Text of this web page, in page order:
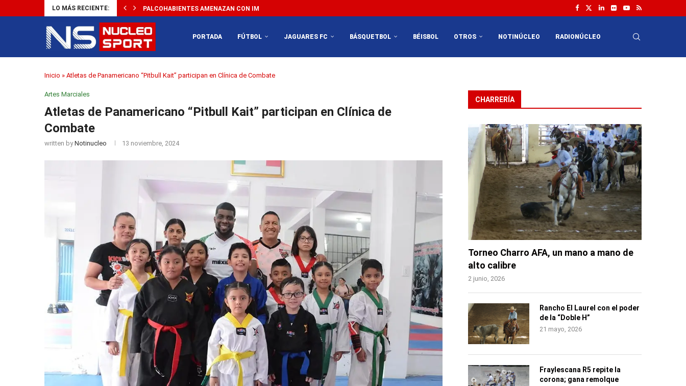
LO MÁS RECIENTE: PALCOHABIENTES AMENAZAN CON IMPEDIR EL MÉXICO VS SUDÁFRICA...
PORTADA FÚTBOL JAGUARES FC BÁSQUETBOL BÉISBOL OTROS NOTINÚCLEO RADIONÚCLEO
Inicio » Atletas de Panamericano “Pitbull Kait” participan en Clínica de Combate
Artes Marciales
Atletas de Panamericano “Pitbull Kait” participan en Clínica de
Combate
written byNotinucleo 13 noviembre, 2024
CHARRERÍA
Torneo Charro AFA, un mano a mano de
alto calibre
2 junio, 2026
Rancho El Laurel con el poder
de la “Doble H”
21 mayo, 2026
Fraylescana R5 repite la
corona; gana remolque